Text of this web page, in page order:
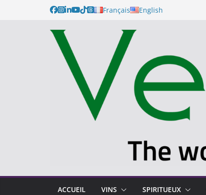
Français English
ACCUEIL VINS SPIRITUEUX